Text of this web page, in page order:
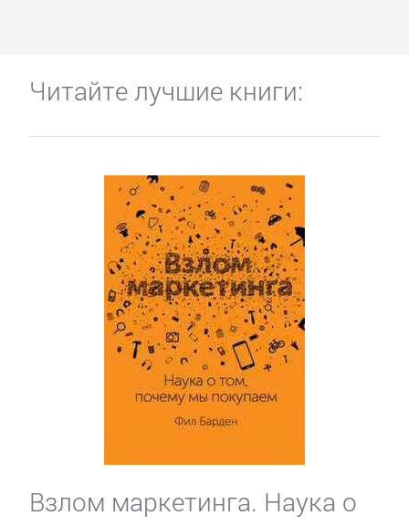
Читайте лучшие книги:
Взлом маркетинга. Наука о